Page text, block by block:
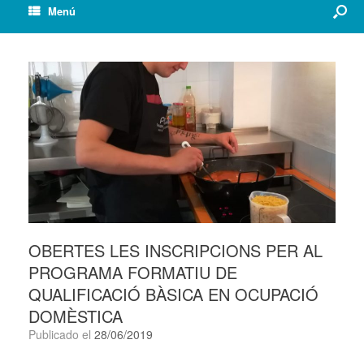
Menú
OBERTES LES INSCRIPCIONS PER AL
PROGRAMA FORMATIU DE
QUALIFICACIÓ BÀSICA EN OCUPACIÓ
DOMÈSTICA
Publicado el 28/06/2019